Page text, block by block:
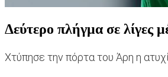
Δεύτερο πλήγμα σε λίγες
Χτύπησε την πόρτα του Άρη η